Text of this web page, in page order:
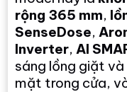
rộng 365 mm,
SenseDose,
Inverter, AI
sáng lồng giặt
mặt trong cửa,